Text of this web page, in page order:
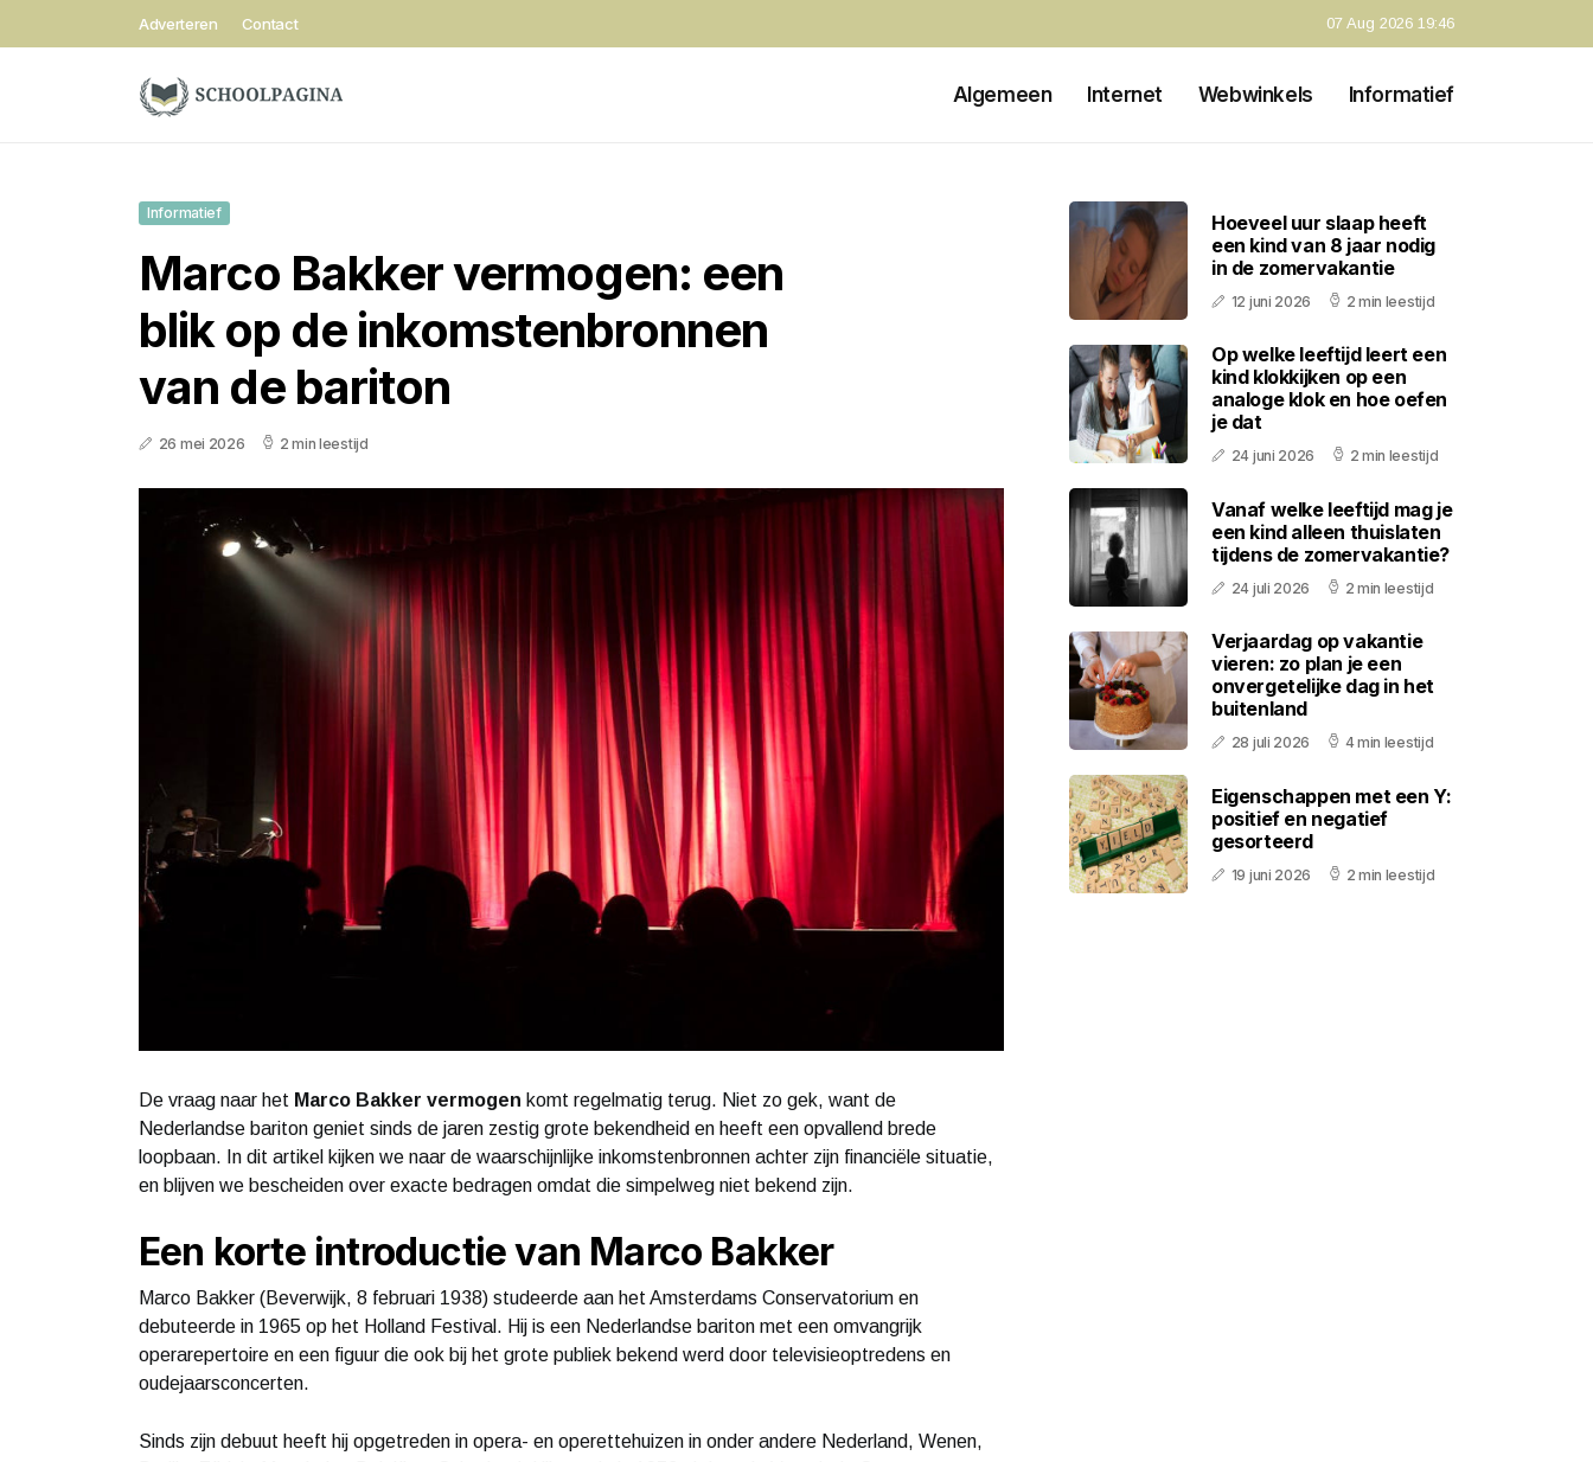
Adverteren Contact 07 Aug 2026 19:46
Algemeen Internet Webwinkels Informatief
Informatief
Marco Bakker vermogen: een
blik op de inkomstenbronnen
van de bariton
26 mei 2026 2 min leestijd
De vraag naar het Marco Bakker vermogen komt regelmatig terug. Niet zo gek, want de
Nederlandse bariton geniet sinds de jaren zestig grote bekendheid en heeft een opvallend brede
loopbaan. In dit artikel kijken we naar de waarschijnlijke inkomstenbronnen achter zijn financiële situatie,
en blijven we bescheiden over exacte bedragen omdat die simpelweg niet bekend zijn.
Een korte introductie van Marco Bakker
Marco Bakker (Beverwijk, 8 februari 1938) studeerde aan het Amsterdams Conservatorium en
debuteerde in 1965 op het Holland Festival. Hij is een Nederlandse bariton met een omvangrijk
operarepertoire en een figuur die ook bij het grote publiek bekend werd door televisieoptredens en
oudejaarsconcerten.
Sinds zijn debuut heeft hij opgetreden in opera- en operettehuizen in onder andere Nederland, Wenen,
Hoeveel uur slaap heeft
een kind van 8 jaar nodig
in de zomervakantie
12 juni 2026 2 min leestijd
Op welke leeftijd leert een
kind klokkijken op een
analoge klok en hoe oefen
je dat
24 juni 2026 2 min leestijd
Vanaf welke leeftijd mag je
een kind alleen thuislaten
tijdens de zomervakantie?
24 juli 2026 2 min leestijd
Verjaardag op vakantie
vieren: zo plan je een
onvergetelijke dag in het
buitenland
28 juli 2026 4 min leestijd
Eigenschappen met een Y:
positief en negatief
gesorteerd
19 juni 2026 2 min leestijd